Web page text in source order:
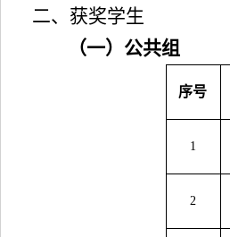
二、获奖学生
（一） 公共组
序号
1
2